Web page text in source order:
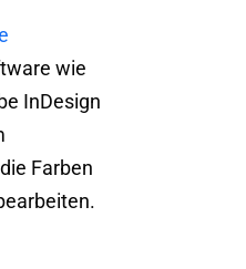
wie
InDesign
Farben